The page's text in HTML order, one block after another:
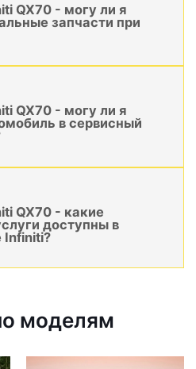
QX70 - могу ли я
запчасти при
QX70 - могу ли я
в сервисный
QX70 - какие
доступны в
Infiniti?
моделям